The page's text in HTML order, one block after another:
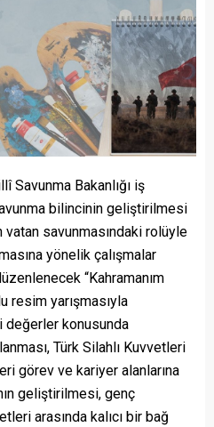
Savunma Bakanlığı iş
bilincinin geliştirilmesi
vatan savunmasındaki rolüyle
yönelik çalışmalar
“Kahramanım
resim yarışmasıyla
konusunda
Türk Silahlı Kuvvetleri
görev ve kariyer alanlarına
geliştirilmesi, genç
arasında kalıcı bir bağ